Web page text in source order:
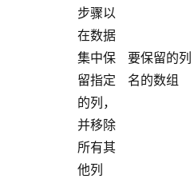
步骤以
在数据
集中保
留指定
的列，
并移除
所有其
他列
要保留的列
名的数组